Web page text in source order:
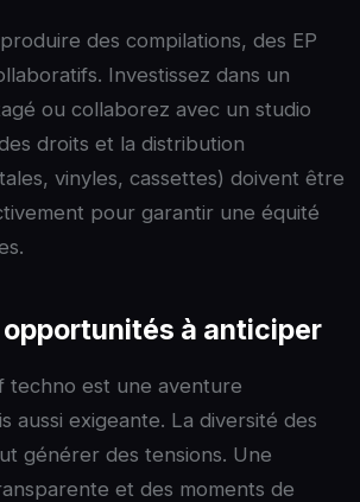
des compilations, des EP
Investissez dans un
ou collaborez avec un studio
droits et la distribution
vinyles, cassettes) doivent être
pour garantir une équité
à anticiper
techno est une aventure
aussi exigeante. La diversité des
générer des tensions. Une
et des moments de